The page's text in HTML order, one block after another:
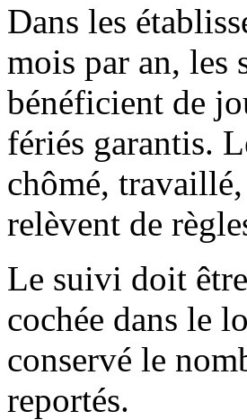
Dans les
mois par an, les
bénéficient de
fériés garantis.
chômé,
relèvent de
Le suivi doit
cochée dans le
conservé le
reportés.